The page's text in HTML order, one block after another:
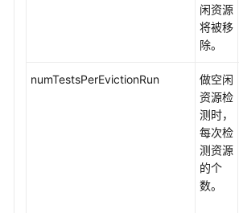
商
闲资源
将被移
除。
numTestsPerEvictionRun
做空闲
资源检
测时，
每次检
测资源
的个
数。